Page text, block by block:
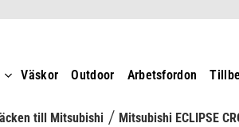
Väskor Outdoor Arbetsfordon
till Mitsubishi Mitsubishi ECLIPSE